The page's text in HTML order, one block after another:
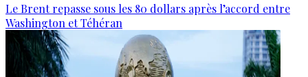
Le Brent repasse sous les 80 dollars après l’accord entre
Washington et Téhéran